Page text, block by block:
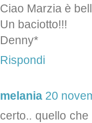
Ciao Marzia è
Un baciotto!!!
Denny*
Rispondi
melania 20
certo.. quello